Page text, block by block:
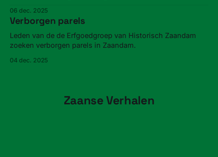
06 dec. 2025
Verborgen parels
Leden van de de Erfgoedgroep van Historisch Zaandam
zoeken verborgen parels in Zaandam.
04 dec. 2025
Zaanse Verhalen